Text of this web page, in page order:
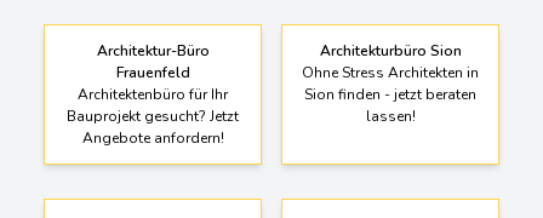
Architektur-Büro
Frauenfeld
Architektenbüro für Ihr
Bauprojekt gesucht? Jetzt
Angebote anfordern!
Architekturbüro Sion
Ohne Stress Architekten in
Sion finden - jetzt beraten
lassen!